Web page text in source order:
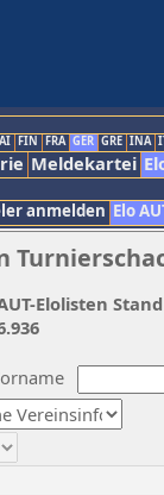
FIN FRA GER GRE INA
Meldekartei
anmelden Elo
Elolisten